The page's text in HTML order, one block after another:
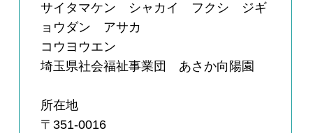
サイタマケン シャカイ フクシ ジギ
ョウダン アサカ
コウヨウエン
埼玉県社会福祉事業団 あさか向陽園
所在地
〒351-0016